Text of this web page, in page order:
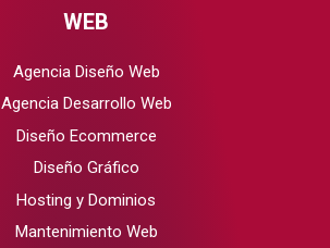
WEB
Agencia Diseño Web
Agencia Desarrollo Web
Diseño Ecommerce
Diseño Gráfico
Hosting y Dominios
Mantenimiento Web